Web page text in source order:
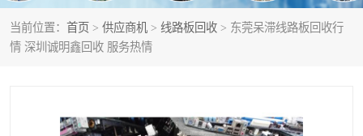
当前位置： 首页 > 供应商机 > 线路板回收 > 东莞呆滞线路板回收行
情 深圳诚明鑫回收 服务热情